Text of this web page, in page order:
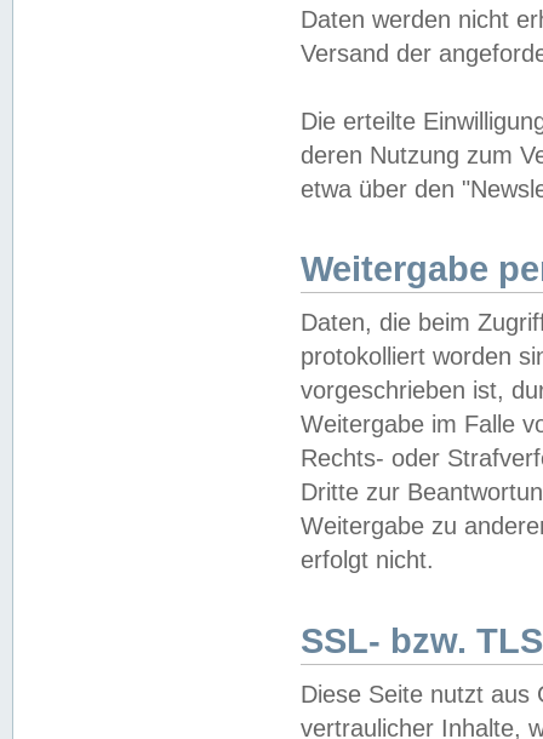
Daten werden nicht
Versand der
Die erteilte
deren Nutzung zum
etwa über den
Weitergabe
Daten, die beim
protokolliert worden
vorgeschrieben ist,
Weitergabe im Falle
Rechts- oder
Dritte zur
Weitergabe zu
erfolgt nicht.
SSL- bzw.
Diese Seite nutzt aus
vertraulicher Inhalte,